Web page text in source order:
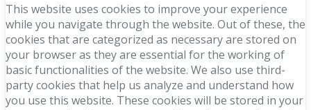
This website uses cookies to improve your experience
while you navigate through the website. Out of these, the
cookies that are categorized as necessary are stored on
your browser as they are essential for the working of
basic functionalities of the website. We also use third-
party cookies that help us analyze and understand how
you use this website. These cookies will be stored in your